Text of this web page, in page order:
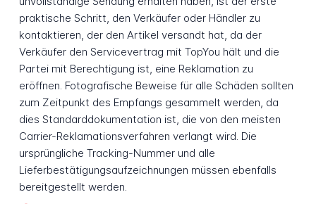
praktische Schritt, den Verkäufer oder Händler zu
kontaktieren, der den Artikel versandt hat, da der
Verkäufer den Servicevertrag mit TopYou hält und die
Partei mit Berechtigung ist, eine Reklamation zu
eröffnen. Fotografische Beweise für alle Schäden sollten
zum Zeitpunkt des Empfangs gesammelt werden, da
dies Standarddokumentation ist, die von den meisten
Carrier-Reklamationsverfahren verlangt wird. Die
ursprüngliche Tracking-Nummer und alle
Lieferbestätigungsaufzeichnungen müssen ebenfalls
bereitgestellt werden.